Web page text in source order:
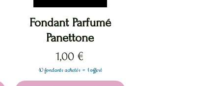
Aperçu rapide
Fondant Parfumé
Panettone
Prix
1,00 €
10 fondants achetés = 1 offert